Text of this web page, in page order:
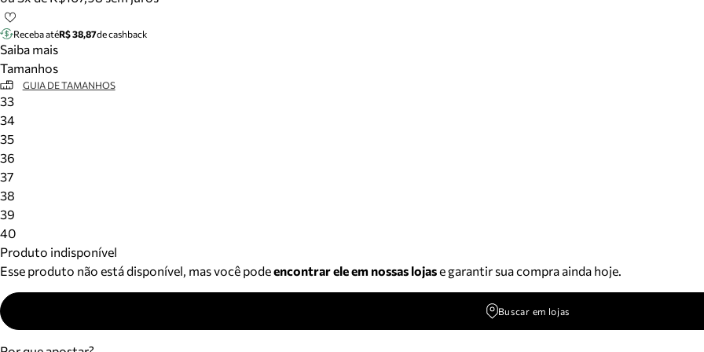
Receba atéR$ 38,87de cashback
Saiba mais
Tamanhos
GUIA DE TAMANHOS
33
34
35
36
37
38
39
40
Produto indisponível
Esse produto não está disponível, mas você podeencontrar ele em nossas lojase garantir sua compra ainda hoje.
Buscar em lojas